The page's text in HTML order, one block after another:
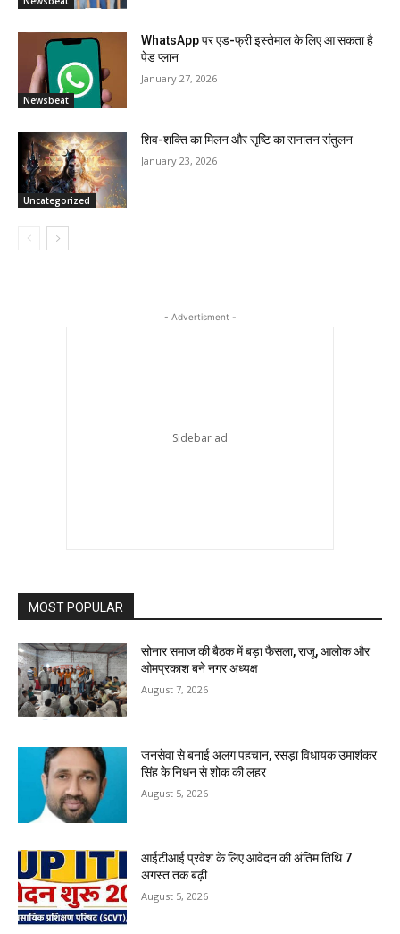
Newsbeat
WhatsApp पर एड-फ्री इस्तेमाल के लिए आ सकता है
पेड प्लान
January 27, 2026
Uncategorized
शिव-शक्ति का मिलन और सृष्टि का सनातन संतुलन
January 23, 2026
- Advertisment -
MOST POPULAR
सोनार समाज की बैठक में बड़ा फैसला, राजू, आलोक और
ओमप्रकाश बने नगर अध्यक्ष
August 7, 2026
जनसेवा से बनाई अलग पहचान, रसड़ा विधायक उमाशंकर
सिंह के निधन से शोक की लहर
August 5, 2026
आईटीआई प्रवेश के लिए आवेदन की अंतिम तिथि 7
अगस्त तक बढ़ी
August 5, 2026